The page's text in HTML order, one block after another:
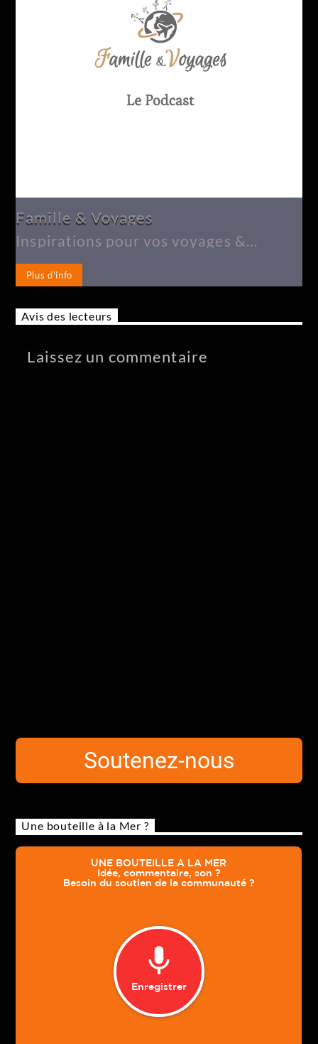
Famille & Voyages
Inspirations pour vos voyages &
Plus d'info
Avis des lecteurs
Laissez un commentaire
Soutenez-nous
Une bouteille à la Mer ?